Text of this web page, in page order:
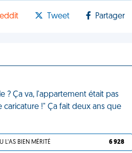
Tweet Partager
? Ça va, l'appartement était pas
caricature !" Ça fait deux ans que
TU L'AS BIEN MÉRITÉ 6 928